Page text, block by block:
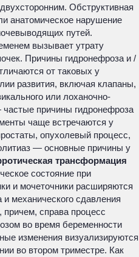
Обструктивная
анатомическое нарушение
путей.
вызывает утрату
Причины гидронефроза и /
от таковых у
развития, включая клапаны,
или лоханочно-
причины гидронефроза
чаще встречаются у
опухолевый процесс,
— основные причины у
трансформация
состояние при
и мочеточники расширяются
и механического сдавления
причем, справа процесс
во время беременности
изменения визуализируются
во втором триместре. Как